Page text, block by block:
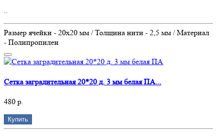
..
Размер ячейки - 20х20 мм / Толщина нити - 2,5 мм / Материал
- Полипропилен
Сетка заградительная 20*20 д. 3 мм белая ПА...
480 р.
Купить